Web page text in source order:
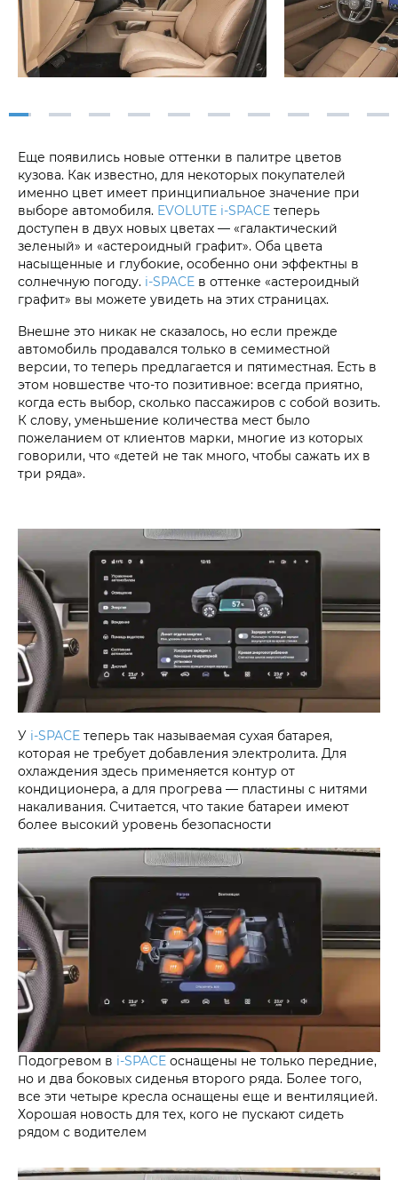
Еще появились новые оттенки в палитре цветов
кузова. Как известно, для некоторых покупателей
именно цвет имеет принципиальное значение при
выборе автомобиля. EVOLUTE i‑SPACE теперь
доступен в двух новых цветах — «галактический
зеленый» и «астероидный графит». Оба цвета
насыщенные и глубокие, особенно они эффектны в
солнечную погоду. i‑SPACE в оттенке «астероидный
графит» вы можете увидеть на этих страницах.
Внешне это никак не сказалось, но если прежде
автомобиль продавался только в семиместной
версии, то теперь предлагается и пятиместная. Есть в
этом новшестве что-то позитивное: всегда приятно,
когда есть выбор, сколько пассажиров с собой возить.
К слову, уменьшение количества мест было
пожеланием от клиентов марки, многие из которых
говорили, что «детей не так много, чтобы сажать их в
три ряда».
У i‑SPACE теперь так называемая сухая батарея,
которая не требует добавления электролита. Для
охлаждения здесь применяется контур от
кондиционера, а для прогрева — пластины с нитями
накаливания. Считается, что такие батареи имеют
более высокий уровень безопасности
Подогревом в i‑SPACE оснащены не только передние,
но и два боковых сиденья второго ряда. Более того,
все эти четыре кресла оснащены еще и вентиляцией.
Хорошая новость для тех, кого не пускают сидеть
рядом с водителем